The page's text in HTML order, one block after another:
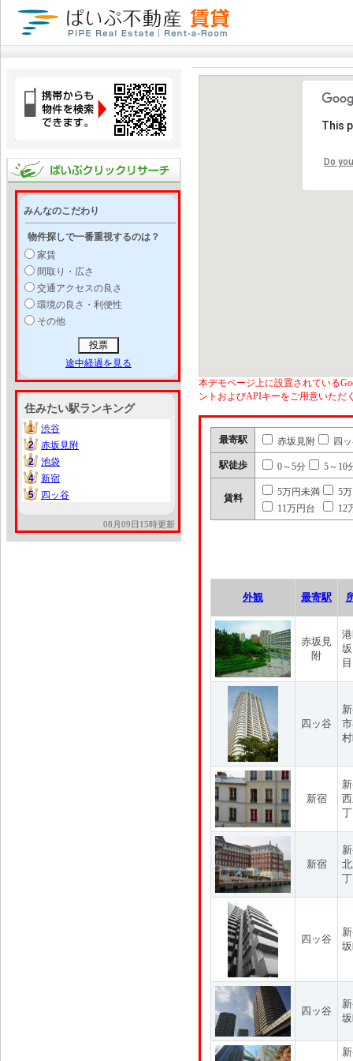
みんなのこだわり
物件探しで一番重視するのは？
家賃
間取り・広さ
交通アクセスの良さ
環境の良さ・利便性
その他
途中経過を見る
住みたい駅ランキング
1
1
渋谷
2
2
赤坂見附
2
2
池袋
4
4
新宿
5
5 四ッ谷
08月09日15時更新
This
Do
本デモページ上に設置されている
ントおよびAPIキーをご用意いただ
最寄駅 赤坂見附 四
駅徒歩 0～5分 5～10
賃料
5万円未満
5
11万円台
12
外観 最寄駅
赤坂見
附
目
四ッ谷
新宿
新宿
四ッ谷
四ッ谷